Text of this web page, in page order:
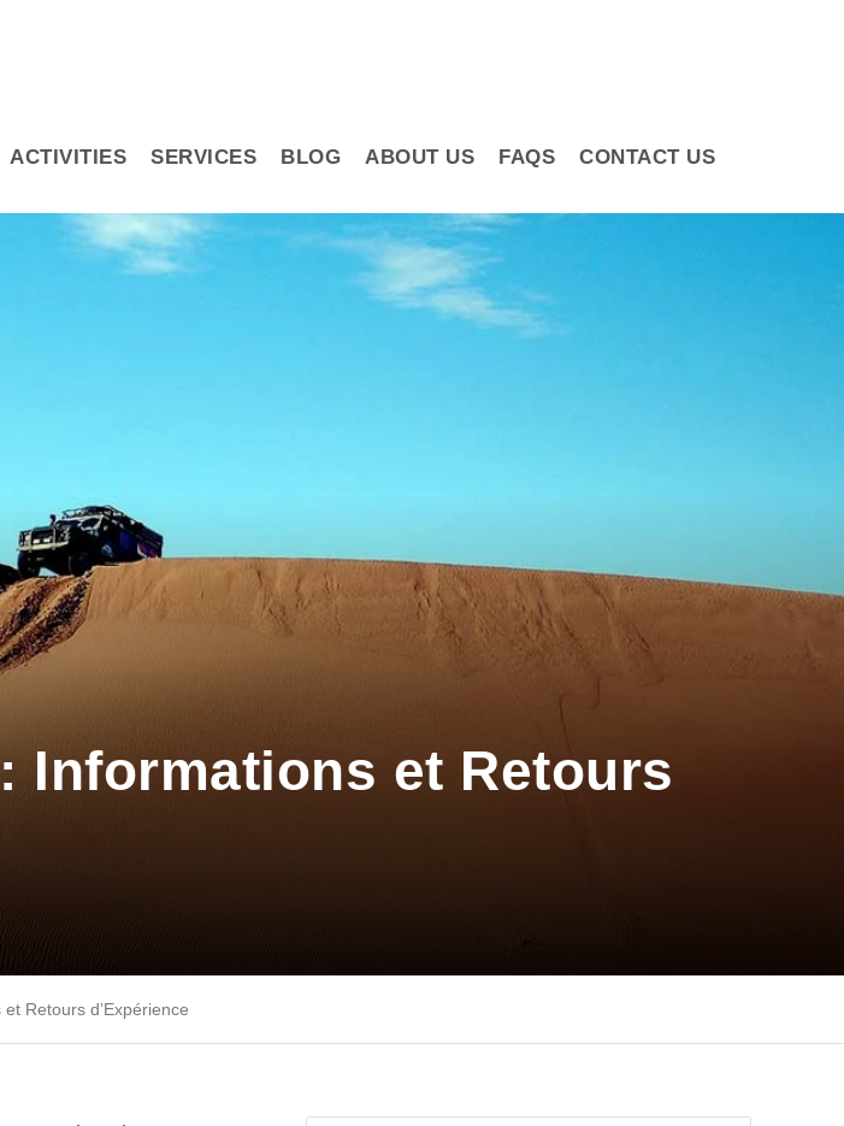
ACTIVITIES SERVICES BLOG ABOUT US FAQS CONTACT US
Informations et Retours
Retours d’Expérience